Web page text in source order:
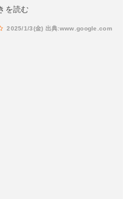
ったお米らしい。野菜
を読む
2025/1/3(金) 出典:www.google.com